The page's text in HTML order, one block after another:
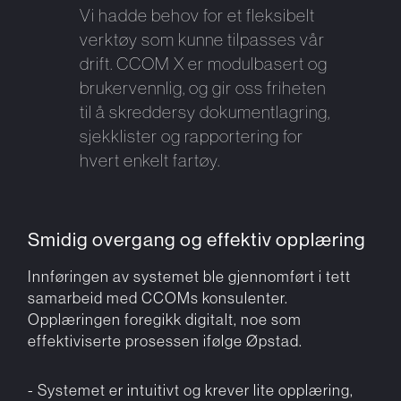
Vi hadde behov for et fleksibelt
verktøy som kunne tilpasses vår
drift. CCOM X er modulbasert og
brukervennlig, og gir oss friheten
til å skreddersy dokumentlagring,
sjekklister og rapportering for
hvert enkelt fartøy.
Smidig overgang og effektiv opplæring
Innføringen av systemet ble gjennomført i tett
samarbeid med CCOMs konsulenter.
Opplæringen foregikk digitalt, noe som
effektiviserte prosessen ifølge Øpstad.
- Systemet er intuitivt og krever lite opplæring,